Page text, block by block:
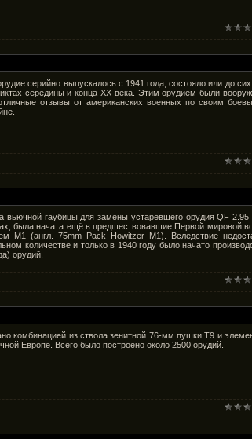
серийно выпускалось с 1941 года, состояло или до
середины и конца XX века. Этим орудием были
отзывы от американских военных по своим
гаубицы для замены устаревшего орудия QF 2.95
была начата ещё в предшествовавшие Первой мировой
M1 (англ. 75mm Pack Howitzer M1). Вследствие
количестве и только в 1940 году было начато
орудий.
комбинацией из ствола зенитной 76-мм пушки T9 и
Европе. Всего было построено около 2500 орудий.